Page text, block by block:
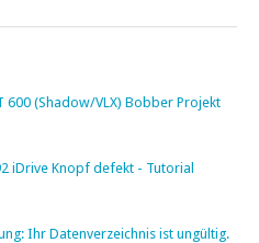
600 (Shadow/VLX) Bobber Projekt
iDrive Knopf defekt - Tutorial
Ihr Datenverzeichnis ist ungültig.